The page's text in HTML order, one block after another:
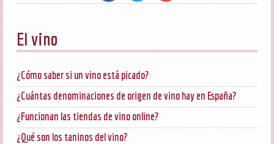
El vino
¿Cómo saber si un vino está picado?
¿Cuántas denominaciones de origen de vino hay en España?
¿Funcionan las tiendas de vino online?
¿Qué son los taninos del vino?